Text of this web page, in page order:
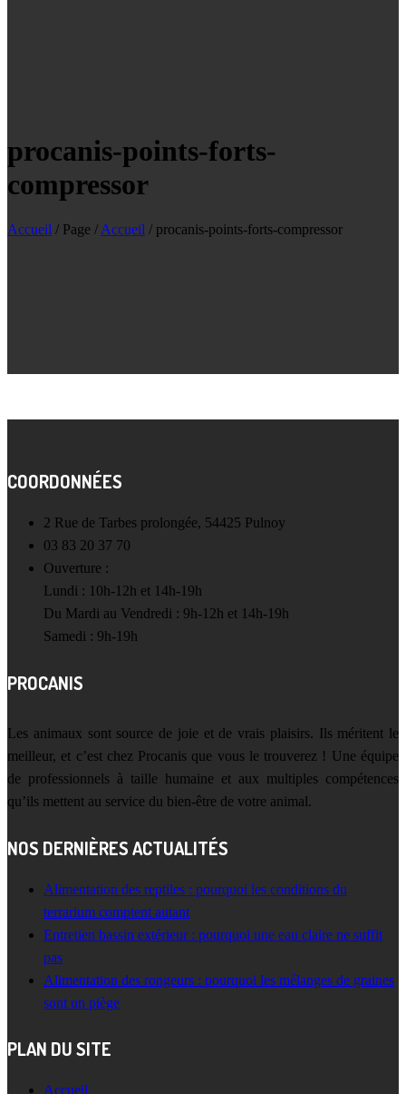
procanis-points-forts-
compressor
Accueil / Page / Accueil / procanis-points-forts-compressor
COORDONNÉES
2 Rue de Tarbes prolongée, 54425 Pulnoy
03 83 20 37 70
Ouverture :
Lundi : 10h-12h et 14h-19h
Du Mardi au Vendredi : 9h-12h et 14h-19h
Samedi : 9h-19h
PROCANIS
Les animaux sont source de joie et de vrais plaisirs. Ils méritent le
meilleur, et c’est chez Procanis que vous le trouverez ! Une équipe
de professionnels à taille humaine et aux multiples compétences
qu’ils mettent au service du bien-être de votre animal.
NOS DERNIÈRES ACTUALITÉS
Alimentation des reptiles : pourquoi les conditions du
terrarium comptent autant
Entretien bassin extérieur : pourquoi une eau claire ne suffit
pas
Alimentation des rongeurs : pourquoi les mélanges de graines
sont un piège
PLAN DU SITE
Accueil